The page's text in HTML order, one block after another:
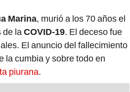
Marina, murió a los 70 años el
de laCOVID-19. El deceso fue
El anuncio del fallecimiento
la cumbia y sobre todo en
piurana.